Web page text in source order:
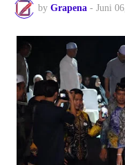
by Grapena - Juni